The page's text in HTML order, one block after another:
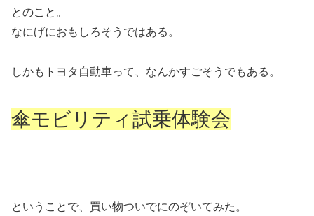
とのこと。
なにげにおもしろそうではある。
しかもトヨタ自動車って、なんかすごそうでもある。
傘モビリティ試乗体験会
ということで、買い物ついでにのぞいてみた。